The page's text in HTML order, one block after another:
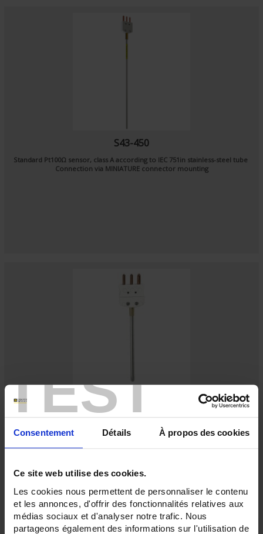
TEST
Consentement Détails À propos des cookies
Ce site web utilise des cookies.
Les cookies nous permettent de personnaliser le contenu
et les annonces, d'offrir des fonctionnalités relatives aux
médias sociaux et d'analyser notre trafic. Nous
partageons également des informations sur l'utilisation de
S43-450
Standard Pt100Ω sensor, class A according to IEC 751in stainless-steel tube
Connection via MINIATURE connector mounting
S44-450
Standard Pt100Ω sensor, class A according to IEC 751in stainless-steel tube